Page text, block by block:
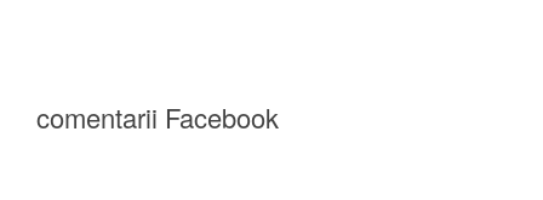
comentarii Facebook